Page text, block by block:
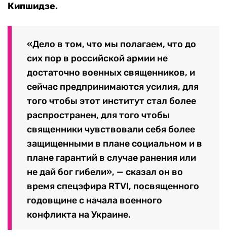
Кипшидзе.
«Дело в том, что мы полагаем, что до
сих пор в российской армии не
достаточно военных священников, и
сейчас предпринимаются усилия, для
того чтобы этот институт стал более
распространен, для того чтобы
священники чувствовали себя более
защищенными в плане социальном и в
плане гарантий в случае ранения или
не дай бог гибели», — сказал он во
время спецэфира RTVI, посвященного
годовщине с начала военного
конфликта на Украине.